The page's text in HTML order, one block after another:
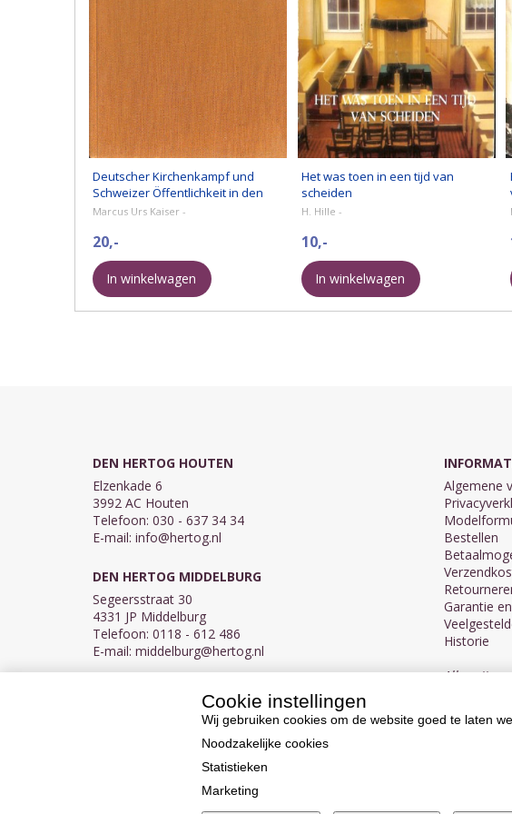
Deutscher Kirchenkampf und
Schweizer Öffentlichkeit in den
Jahren 1933 und 1934
Marcus Urs Kaiser -
20,-
In winkelwagen
Het was toen in een tijd van
scheiden
H. Hille -
10,-
In winkelwagen
DEN HERTOG HOUTEN
Elzenkade 6
3992 AC Houten
Telefoon: 030 - 637 34 34
E-mail: info@hertog.nl
DEN HERTOG MIDDELBURG
Segeersstraat 30
4331 JP Middelburg
Telefoon: 0118 - 612 486
E-mail: middelburg@hertog.nl
BTW NL007450242B03
Algemene
Bestellen
Garantie
Historie
Alle prijzen
Cookie instellingen
Wij gebruiken cookies om de website goed te laten
Noodzakelijke cookies
Statistieken
Marketing